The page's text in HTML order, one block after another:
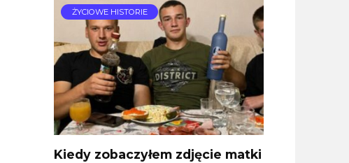
ŻYCIOWE HISTORIE
Kiedy zobaczyłem zdjęcie matki